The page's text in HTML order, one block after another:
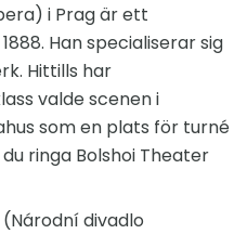
i Prag är ett
Han specialiserar sig
Hittills har
valde scenen i
som en plats för turné
ringa Bolshoi Theater
(Národní divadlo